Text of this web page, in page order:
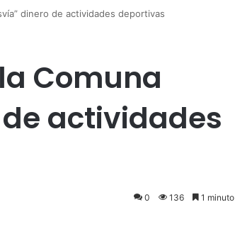
dinero de actividades deportivas
Comuna
actividades
0 136 1